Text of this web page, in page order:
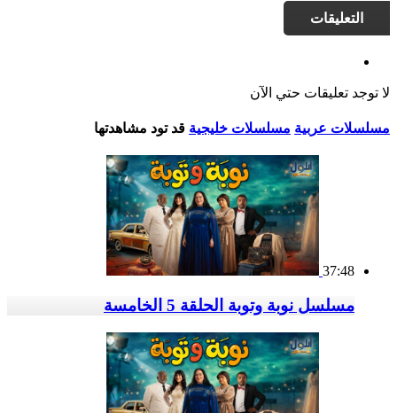
التعليقات
لا توجد تعليقات حتي الآن
مسلسلات عربية مسلسلات خليجية قد تود مشاهدتها
37:48
مسلسل نوبة وتوبة الحلقة 5 الخامسة